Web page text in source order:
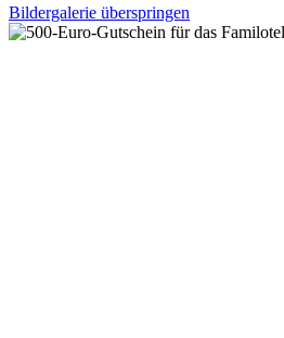
Bildergalerie überspringen